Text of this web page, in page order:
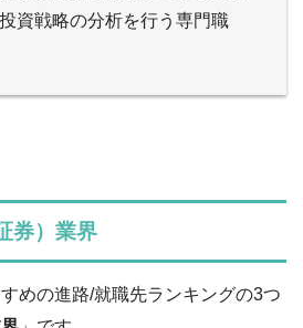
資戦略の分析を行う専門職
券）業界
めの進路/就職先ランキングの3つ